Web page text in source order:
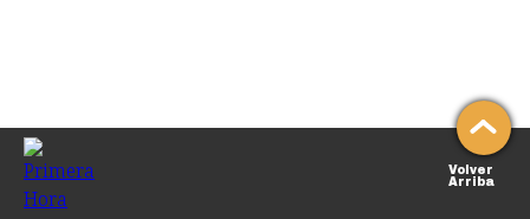
Volver
Arriba